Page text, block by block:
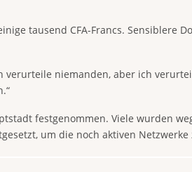
tausend CFA-Francs. Sensiblere
niemanden, aber ich
festgenommen. Viele wurden
um die noch aktiven Netzwerke